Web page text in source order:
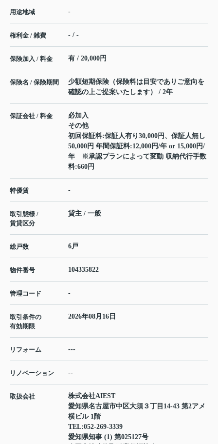
用途地域 -
権利金 / 雑費 - / -
保険加入 / 料金 有 / 20,000円
保険名 / 保険期間
少額短期保険（保険料は目安でありご意向を
確認の上ご提案いたします） / 2年
保証会社 / 料金
必加入
その他
初回保証料:保証人有り30,000円、保証人無し
50,000円 年間保証料:12,000円/年 or 15,000円/
年 ※承認プランによって変動 収納代行手数
料:660円
特優賃 -
取引態様 /
賃貸区分
貸主 / 一般
総戸数 6戸
物件番号 104335822
管理コード -
取引条件の
有効期限
2026年08月16日
リフォーム ---
リノベーション --
取扱会社
株式会社AIEST
愛知県名古屋市中区大須３丁目14-43 第2アメ
横ビル 1階
TEL:052-269-3339
愛知県知事 (1) 第025127号